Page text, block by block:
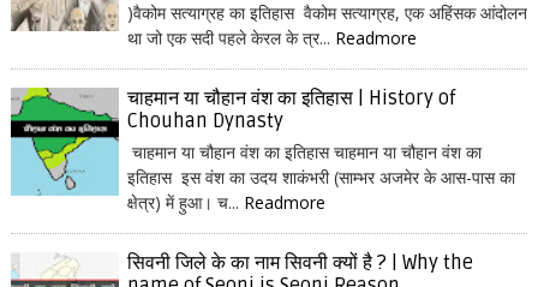
)वैकोम सत्याग्रह का इतिहास वैकोम सत्याग्रह, एक अहिंसक आंदोलन
था जो एक सदी पहले केरल के त्र... Readmore
चाहमान या चौहान वंश का इतिहास | History of
Chouhan Dynasty
चाहमान या चौहान वंश का इतिहास चाहमान या चौहान वंश का
इतिहास इस वंश का उदय शाकंभरी (साम्भर अजमेर के आस-पास का
क्षेत्र) में हुआ। च... Readmore
सिवनी जिले के का नाम सिवनी क्यों है ? | Why the